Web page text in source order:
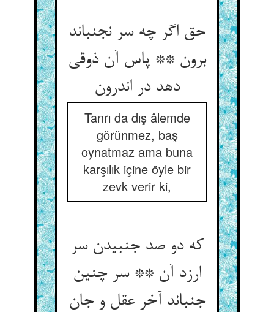
حق اگر چه سر نجنباند
برون ** پاس آن ذوقی
دهد در اندرون
Tanrı da dış âlemde
görünmez, baş
oynatmaz ama buna
karşılık içine öyle bir
zevk verir ki,
که دو صد جنبیدن سر
ارزد آن ** سر چنین
جنباند آخر عقل و جان